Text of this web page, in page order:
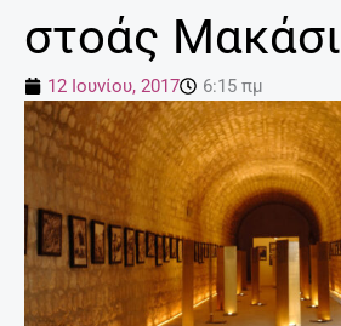
στοάς Μακάσι
12 Ιουνίου, 2017 6:15 πμ